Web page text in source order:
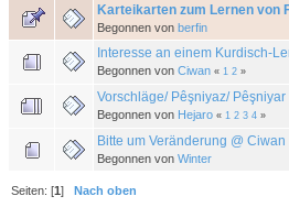
Karteikarten zum Lernen von
Begonnen von berfin
Interesse an einem Kurdisch-
Begonnen von Ciwan « 1 2 »
Vorschläge/ Pêşniyaz/ Pêşniyar
Begonnen von Hejaro « 1 2 3 4 »
Bitte um Veränderung @ Ciwan
Begonnen von Winter
Seiten: [1]Nach oben